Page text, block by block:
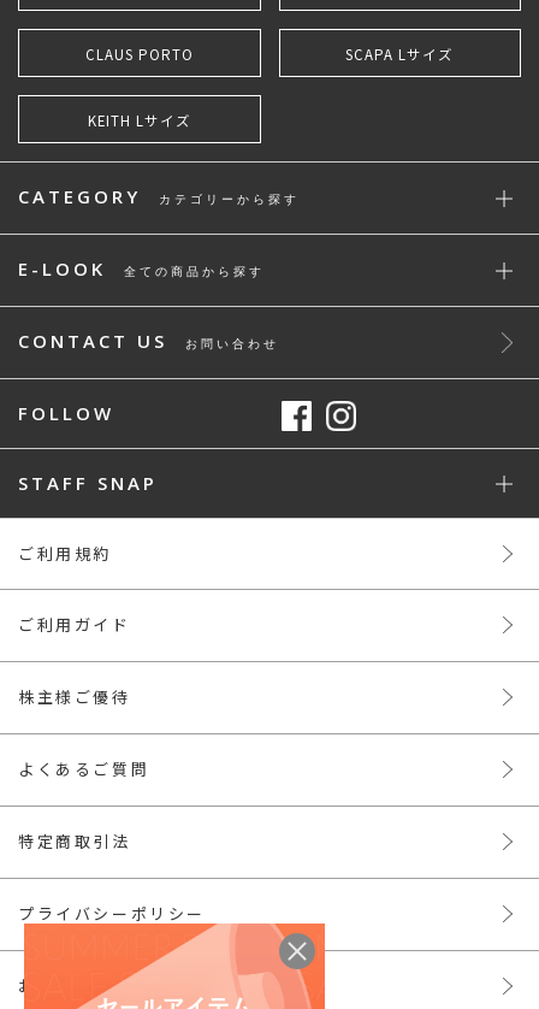
CLAUS PORTO SCAPA Lサイズ
KEITH Lサイズ
CATEGORY カテゴリーから探す
E-LOOK 全ての商品から探す
CONTACT US お問い合わせ
FOLLOW
STAFF SNAP
ご利用規約
ご利用ガイド
株主様ご優待
よくあるご質問
特定商取引法
プライバシーポリシー
お問い合わせ